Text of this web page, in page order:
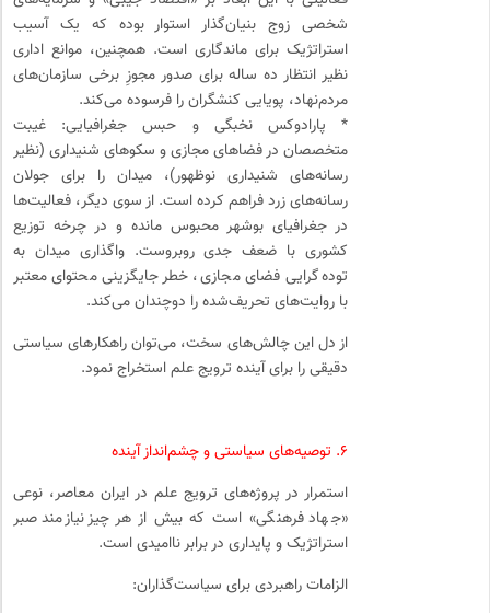
شخصی زوج بنیان‌گذار استوار بوده که یک آسیب
استراتژیک برای ماندگاری است. همچنین، موانع اداری
نظیر انتظار ده ساله برای صدور مجوزِ برخی سازمان‌های
مردم‌نهاد، پویایی کنشگران را فرسوده می‌کند.
* پارادوکس نخبگی و حبس جغرافیایی: غیبت
متخصصان در فضاهای مجازی و سکوهای شنیداری (نظیر
رسانه‌های شنیداری نوظهور)، میدان را برای جولان
رسانه‌های زرد فراهم کرده است. از سوی دیگر، فعالیت‌ها
در جغرافیای بوشهر محبوس مانده و در چرخه توزیع
کشوری با ضعف جدی روبروست. واگذاری میدان به
توده‌گرایی فضای مجازی، خطر جایگزینی محتوای معتبر
با روایت‌های تحریف‌شده را دوچندان می‌کند.
از دل این چالش‌های سخت، می‌توان راهکارهای سیاستی
دقیقی را برای آینده ترویج علم استخراج نمود.
۶. توصیه‌های سیاستی و چشم‌انداز آینده
استمرار در پروژه‌های ترویج علم در ایران معاصر، نوعی
«جهاد فرهنگی» است که بیش از هر چیز نیازمند صبر
استراتژیک و پایداری در برابر ناامیدی است.
الزامات راهبردی برای سیاست‌گذاران: